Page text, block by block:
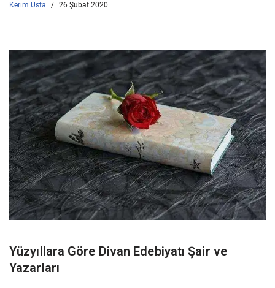
Kerim Usta 26 Şubat 2020
Yüzyıllara Göre Divan Edebiyatı Şair ve
Yazarları